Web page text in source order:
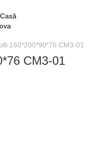
160*200*90*76 CM3-01
CM3-01